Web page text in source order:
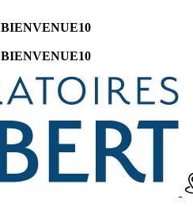
BIENVENUE10
BIENVENUE10